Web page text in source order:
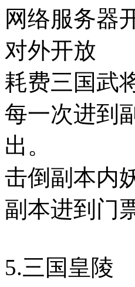
网络服务器
对外开放
耗费三国武
每一次进到
出。
击倒副本内
副本进到门
5.三国皇陵